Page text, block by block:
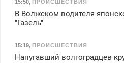
15:50, ПРОИСШЕСТВИЯ
В Волжском водителя
"Газель"
15:19, ПРОИСШЕСТВИЯ
Напугавший волгоградцев